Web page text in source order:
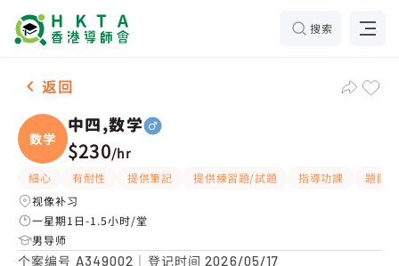
搜索
男-1名 中四,数学，观塘 补习推介
返回
数学
中四,数学
$230/hr
細心 有耐性 提供筆記 提供練習題/試題 指導功課
題目
视像补习
一星期1日-1.5小时/堂
男导师
个案编号 A349002 ｜登记时间2026/05/17